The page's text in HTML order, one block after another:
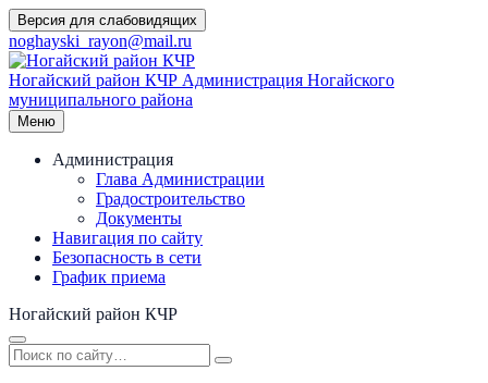
Перейти
к
содержимому
Версия для слабовидящих
noghayski_rayon@mail.ru
Ногайский район КЧР Администрация Ногайского
муниципального района
Меню
Администрация
Глава Администрации
Градостроительство
Документы
Навигация по сайту
Безопасность в сети
График приема
Ногайский район КЧР